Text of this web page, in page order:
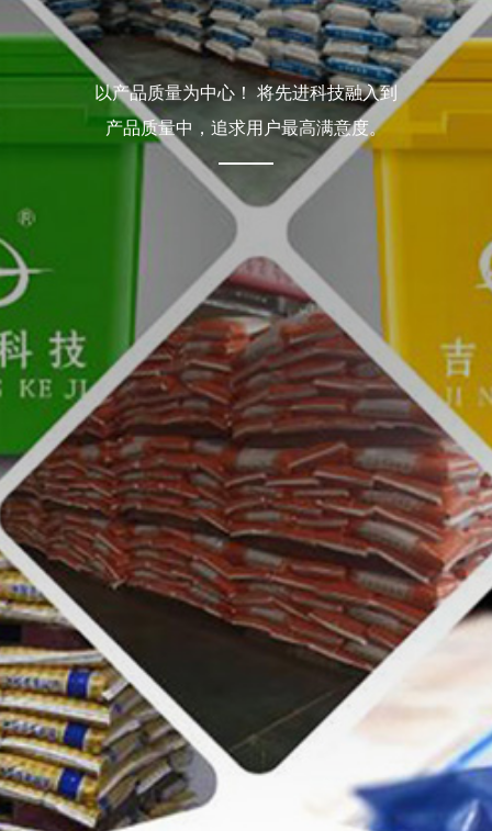
以产品质量为中心！ 将先进科技融入到
产品质量中，追求用户最高满意度。